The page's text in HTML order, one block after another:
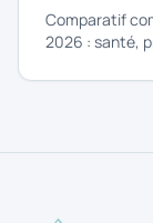
Comparatif
2026 : santé,